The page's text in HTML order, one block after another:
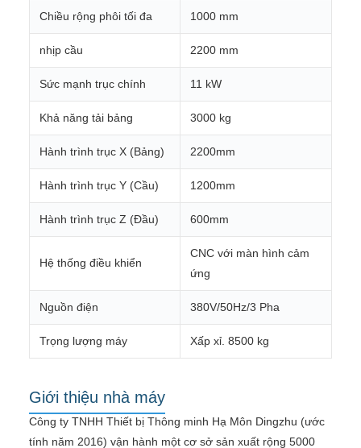
Chiều rộng phôi tối đa 1000 mm
nhịp cầu 2200 mm
Sức mạnh trục chính 11 kW
Khả năng tải bảng 3000 kg
Hành trình trục X (Bảng) 2200mm
Hành trình trục Y (Cầu) 1200mm
Hành trình trục Z (Đầu) 600mm
Hệ thống điều khiển
CNC với màn hình cảm
ứng
Nguồn điện 380V/50Hz/3 Pha
Trọng lượng máy Xấp xỉ. 8500 kg
Giới thiệu nhà máy
Công ty TNHH Thiết bị Thông minh Hạ Môn Dingzhu (ước
tính năm 2016) vận hành một cơ sở sản xuất rộng 5000